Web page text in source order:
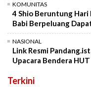
KOMUNITAS
4 Shio Beruntung Hari
Babi Berpeluang
NASIONAL
Link Resmi
Upacara Bendera
Terkini